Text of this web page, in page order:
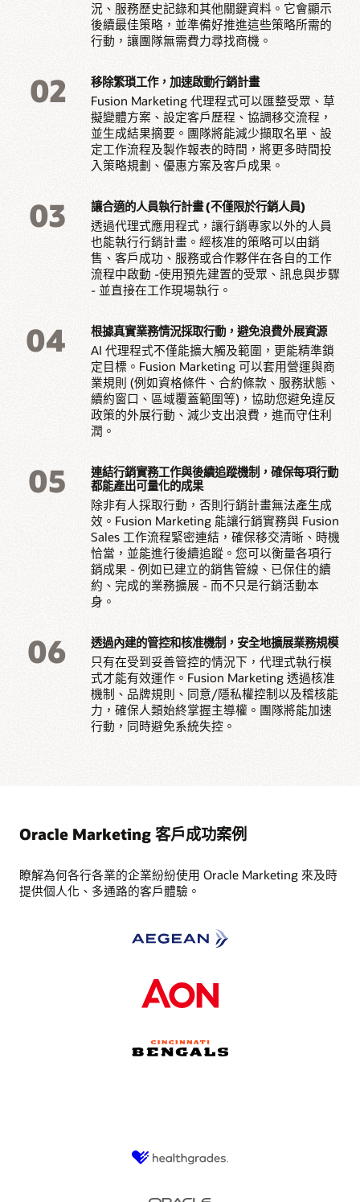
況、服務歷史記錄和其他關鍵資料。它會顯示
後續最佳策略，並準備好推進這些策略所需的
行動，讓團隊無需費力尋找商機。
02 移除繁瑣工作，加速啟動行銷計畫
Fusion Marketing 代理程式可以匯整受眾、草
擬變體方案、設定客戶歷程、協調移交流程，
並生成結果摘要。團隊將能減少擷取名單、設
定工作流程及製作報表的時間，將更多時間投
入策略規劃、優惠方案及客戶成果。
03 讓合適的人員執行計畫 (不僅限於行銷人員)
透過代理式應用程式，讓行銷專家以外的人員
也能執行行銷計畫。經核准的策略可以由銷
售、客戶成功、服務或合作夥伴在各自的工作
流程中啟動 -使用預先建置的受眾、訊息與步驟
- 並直接在工作現場執行。
04 根據真實業務情況採取行動，避免浪費外展資源
AI 代理程式不僅能擴大觸及範圍，更能精準鎖
定目標。Fusion Marketing 可以套用營運與商
業規則 (例如資格條件、合約條款、服務狀態、
續約窗口、區域覆蓋範圍等)，協助您避免違反
政策的外展行動、減少支出浪費，進而守住利
潤。
05
連結行銷實務工作與後續追蹤機制，確保每項行動
都能產出可量化的成果
除非有人採取行動，否則行銷計畫無法產生成
效。Fusion Marketing 能讓行銷實務與 Fusion
Sales 工作流程緊密連結，確保移交清晰、時機
恰當，並能進行後續追蹤。您可以衡量各項行
銷成果 - 例如已建立的銷售管線、已保住的續
約、完成的業務擴展 - 而不只是行銷活動本
身。
06 透過內建的管控和核准機制，安全地擴展業務規模
只有在受到妥善管控的情況下，代理式執行模
式才能有效運作。Fusion Marketing 透過核准
機制、品牌規則、同意/隱私權控制以及稽核能
力，確保人類始終掌握主導權。團隊將能加速
行動，同時避免系統失控。
Oracle Marketing 客戶成功案例
瞭解為何各行各業的企業紛紛使用 Oracle Marketing 來及時
提供個人化、多通路的客戶體驗。